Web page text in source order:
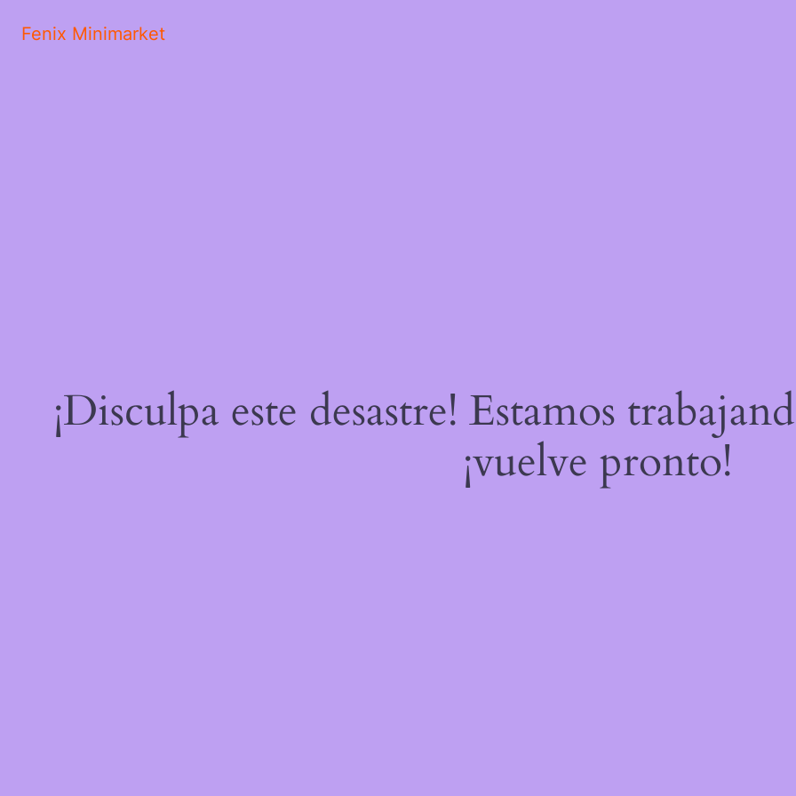
Fenix Minimarket
¡Disculpa este desastre! Estamos
¡vuelve pronto!